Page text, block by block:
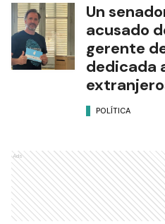
Un
acusado
gerente
dedicada
POLÍTICA
Ads